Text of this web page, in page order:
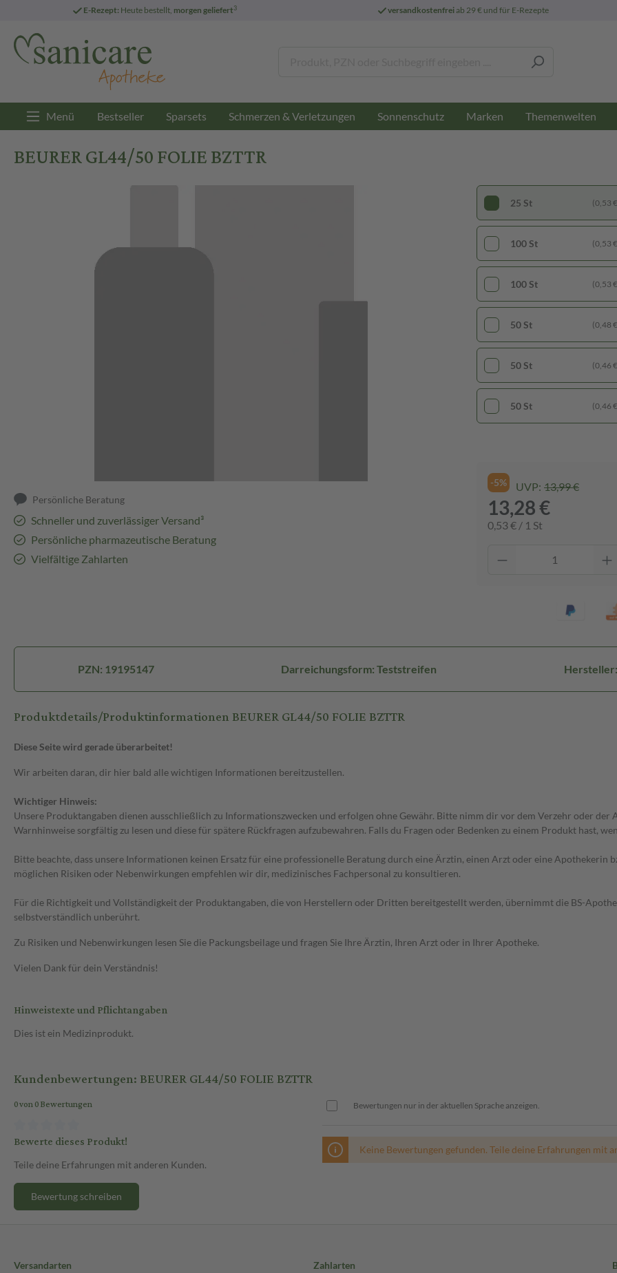
E-Rezept: Heute bestellt, morgen geliefert3 versandkostenfreiab 29 € und für E-Rezepte
Menü Bestseller Sparsets Schmerzen & Verletzungen Sonnenschutz Marken Themenwelten
BEURER GL44/50 FOLIE BZTTR
Persönliche Beratung
Schneller und zuverlässiger Versand³
Persönliche pharmazeutische Beratung
Vielfältige Zahlarten
100 St (0,53
100 St (0,53
50 St (0,48
50 St (0,46
50 St (0,46
25 St (0,53
-5% UVP: 13,99 €
13,28 €
0,53 € / 1 St
PZN: 19195147 Darreichungsform: Teststreifen
Produktdetails/Produktinformationen BEURER GL44/50 FOLIE BZTTR
Diese Seite wird gerade überarbeitet!
Wir arbeiten daran, dir hier bald alle wichtigen Informationen bereitzustellen.
Wichtiger Hinweis:
Unsere Produktangaben dienen ausschließlich zu Informationszwecken und erfolgen ohne Gewähr. Bitte nimm dir vor dem Verzehr oder
Warnhinweise sorgfältig zu lesen und diese für spätere Rückfragen aufzubewahren. Falls du Fragen oder Bedenken zu einem Produkt hast,
Bitte beachte, dass unsere Informationen keinen Ersatz für eine professionelle Beratung durch eine Ärztin, einen Arzt oder eine Apothekerin
möglichen Risiken oder Nebenwirkungen empfehlen wir dir, medizinisches Fachpersonal zu konsultieren.
Für die Richtigkeit und Vollständigkeit der Produktangaben, die von Herstellern oder Dritten bereitgestellt werden, übernimmt die BS-
selbstverständlich unberührt.
Zu Risiken und Nebenwirkungen lesen Sie die Packungsbeilage und fragen Sie Ihre Ärztin, Ihren Arzt oder in Ihrer Apotheke.
Vielen Dank für dein Verständnis!
Hinweistexte und Pflichtangaben
Dies ist ein Medizinprodukt.
Kundenbewertungen: BEURER GL44/50 FOLIE BZTTR
0 von 0 Bewertungen
Bewerte dieses Produkt!
Teile deine Erfahrungen mit anderen Kunden.
Bewertung schreiben
Bewertungen nur in der aktuellen Sprache anzeigen.
Keine Bewertungen gefunden. Teile deine Erfahrungen mit
Versandarten
Zahlarten